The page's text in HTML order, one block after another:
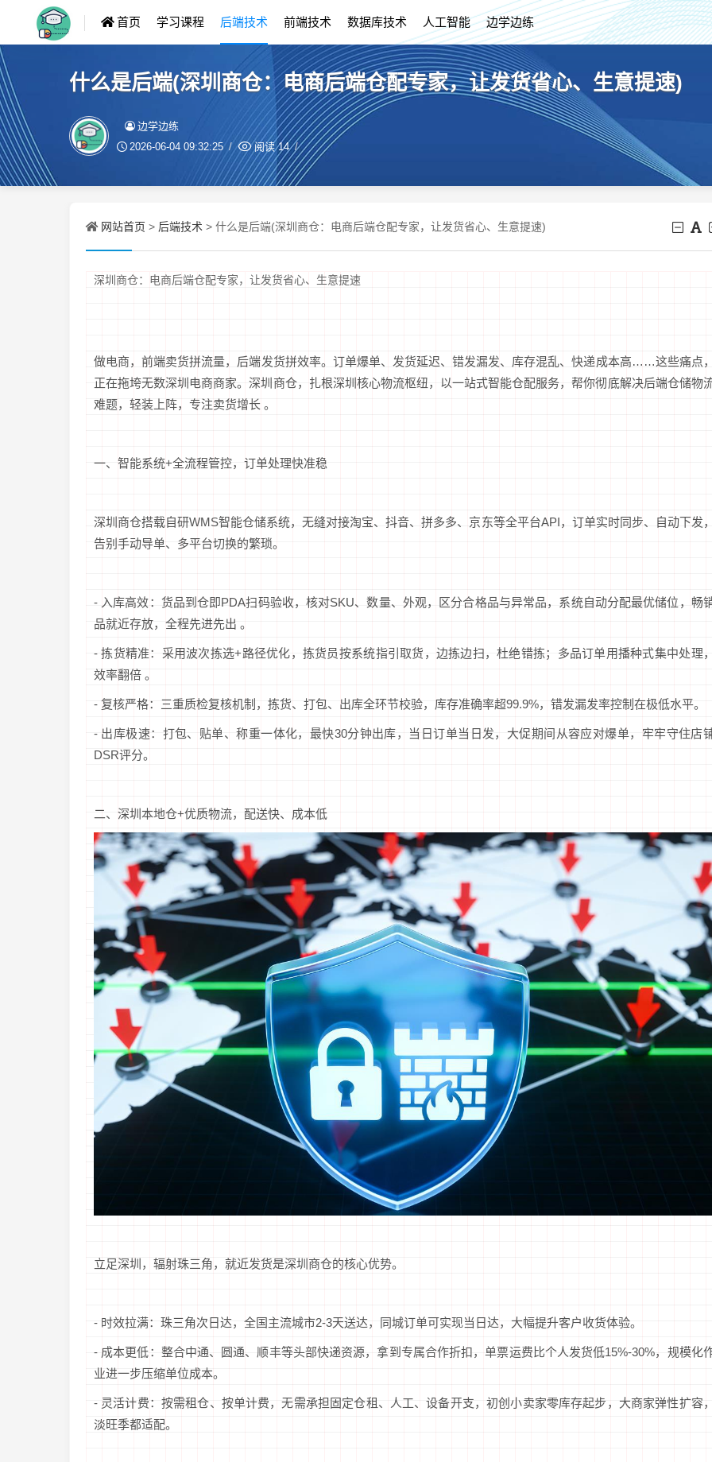
首页 学习课程 后端技术 前端技术 数据库技术 人工智能 边学边练
什么是后端(深圳商仓：电商后端仓配专家，让发货省心、生意提速)
边学边练
2026-06-04 09:32:25 阅读14
网站首页 > 后端技术 > 什么是后端(深圳商仓：电商后端仓配专家，让发货省心、生意提速)
深圳商仓：电商后端仓配专家，让发货省心、生意提速
做电商，前端卖货拼流量，后端发货拼效率。订单爆单、发货延迟、错发漏发、库存混乱、快递成本高……这些痛点
正在拖垮无数深圳电商商家。深圳商仓，扎根深圳核心物流枢纽，以一站式智能仓配服务，帮你彻底解决后端仓储物
难题，轻装上阵，专注卖货增长 。
一、智能系统+全流程管控，订单处理快准稳
深圳商仓搭载自研WMS智能仓储系统，无缝对接淘宝、抖音、拼多多、京东等全平台API，订单实时同步、自动下发
告别手动导单、多平台切换的繁琐。
- 入库高效：货品到仓即PDA扫码验收，核对SKU、数量、外观，区分合格品与异常品，系统自动分配最优储位，畅
品就近存放，全程先进先出 。
- 拣货精准：采用波次拣选+路径优化，拣货员按系统指引取货，边拣边扫，杜绝错拣；多品订单用播种式集中处理
效率翻倍 。
- 复核严格：三重质检复核机制，拣货、打包、出库全环节校验，库存准确率超99.9%，错发漏发率控制在极低水平。
- 出库极速：打包、贴单、称重一体化，最快30分钟出库，当日订单当日发，大促期间从容应对爆单，牢牢守住店
DSR评分。
二、深圳本地仓+优质物流，配送快、成本低
立足深圳，辐射珠三角，就近发货是深圳商仓的核心优势。
- 时效拉满：珠三角次日达，全国主流城市2-3天送达，同城订单可实现当日达，大幅提升客户收货体验。
- 成本更低：整合中通、圆通、顺丰等头部快递资源，拿到专属合作折扣，单票运费比个人发货低15%-30%，规模化
业进一步压缩单位成本。
- 灵活计费：按需租仓、按单计费，无需承担固定仓租、人工、设备开支，初创小卖家零库存起步，大商家弹性扩容
淡旺季都适配。